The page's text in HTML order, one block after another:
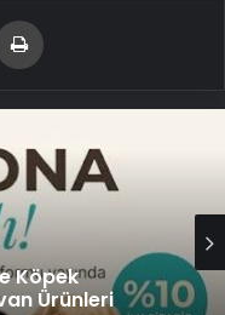
paylaş
Köpek
Ürünleri